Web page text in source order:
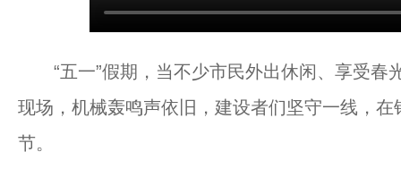
“五一”假期，当不少市民外出休闲、享受春
现场，机械轰鸣声依旧，建设者们坚守一线，
节。